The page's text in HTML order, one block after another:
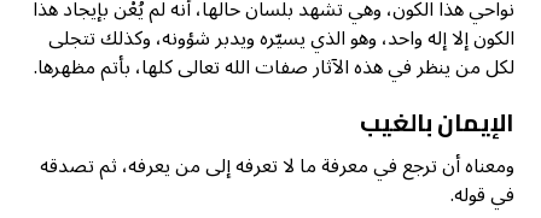
نواحي هذا الكون، وهي تشهد بلسان حالها، أنه لم يُعْن بإيجاد هذا
الكون إلا إله واحد، وهو الذي يسيّره ويدبر شؤونه، وكذلك تتجلى
لكل من ينظر في هذه الآثار صفات الله تعالى كلها، بأتم مظهرها.
الإيمان بالغيب
ومعناه أن ترجع في معرفة ما لا تعرفه إلى من يعرفه، ثم تصدقه
في قوله.